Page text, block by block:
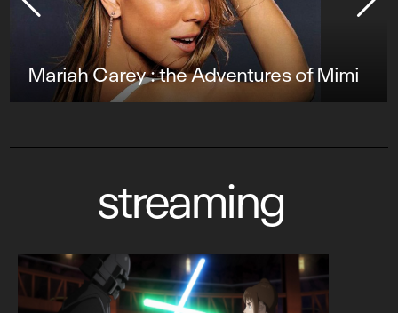
Mariah Carey : the Adventures of Mimi
streaming